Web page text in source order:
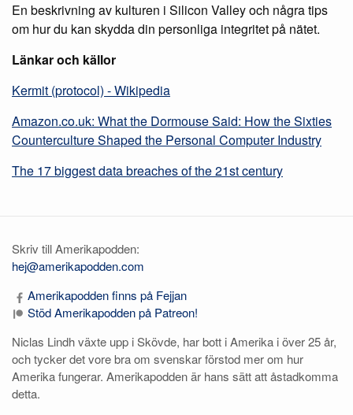
En beskrivning av kulturen i Silicon Valley och några tips
om hur du kan skydda din personliga integritet på nätet.
Länkar och källor
Kermit (protocol) - Wikipedia
Amazon.co.uk: What the Dormouse Said: How the Sixties
Counterculture Shaped the Personal Computer Industry
The 17 biggest data breaches of the 21st century
Skriv till Amerikapodden:
hej@amerikapodden.com
Amerikapodden finns på Fejjan
Stöd Amerikapodden på Patreon!
Niclas Lindh växte upp i Skövde, har bott i Amerika i över 25 år,
och tycker det vore bra om svenskar förstod mer om hur
Amerika fungerar. Amerikapodden är hans sätt att åstadkomma
detta.